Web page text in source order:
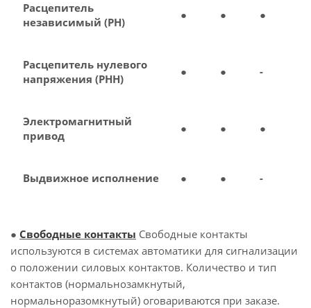
Расцепитель
независимый (РН)
● ● ●
Расцепитель нулевого
напряжения (РНН)
● ● -
Электромагнитный
привод
● ● ●
Выдвижное исполнение ● ● -
● Свободные контакты Свободные контакты
используются в системах автоматики для сигнализации
о положении силовых контактов. Количество и тип
контактов (нормальнозамкнутый,
нормальноразомкнутый) оговариваются при заказе.